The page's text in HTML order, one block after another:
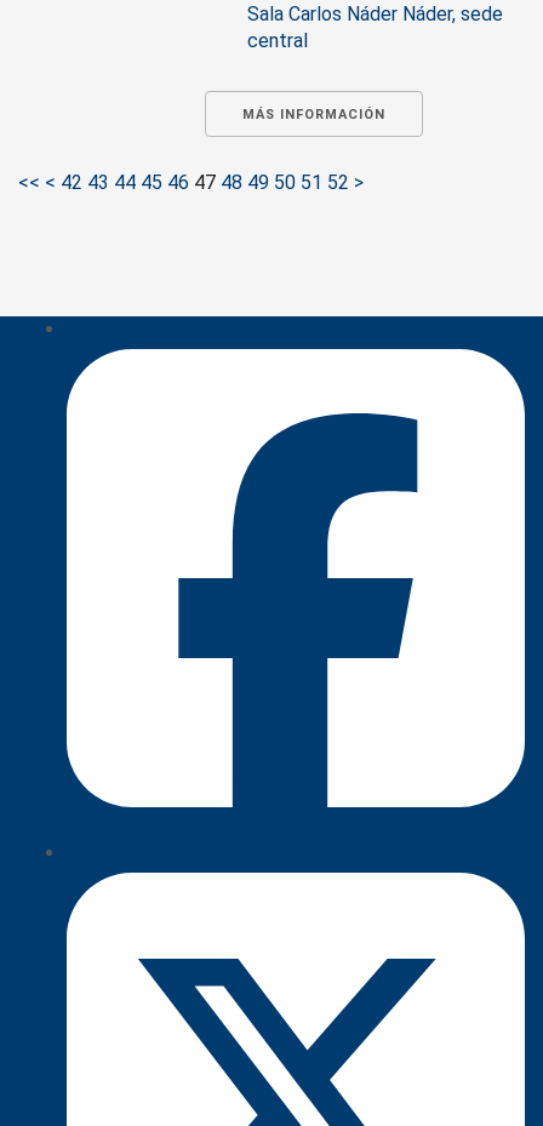
Sala Carlos Náder Náder, sede
central
MÁS INFORMACIÓN
<< < 42 43 44 45 46 47 48 49 50 51 52 >